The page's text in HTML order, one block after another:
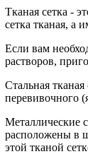
Тканая сетка -
сетка тканая, а
Если вам
растворов,
Стальная
перевивочного
Металлические
расположены в
этой тканой